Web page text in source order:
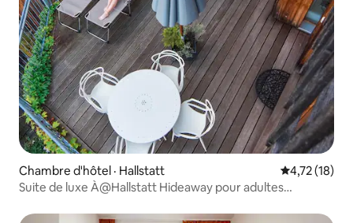
Chambre d'hôtel · Hallstatt Note
4,72 (18)
Suite de luxe À@Hallstatt Hideaway pour adultes